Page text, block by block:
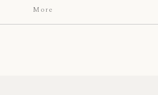
More